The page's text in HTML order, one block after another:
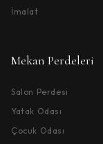
İmalat
Mekan Perdeleri
Salon Perdesi
Yatak Odası
Çocuk Odası